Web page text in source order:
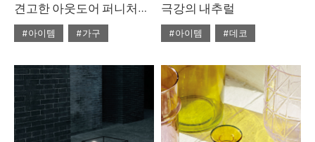
견고한 아웃도어 퍼니처를 찾고 있다면
#아이템
#가구
#ISSUE263
#테이블
극강의 내추럴
#아이템
#데코
#6월호 뉴
#뉴
#디올
#라탄
#리넨
#우드
#의자
#자라홈
#조명
#체어
#테이블
#토즈